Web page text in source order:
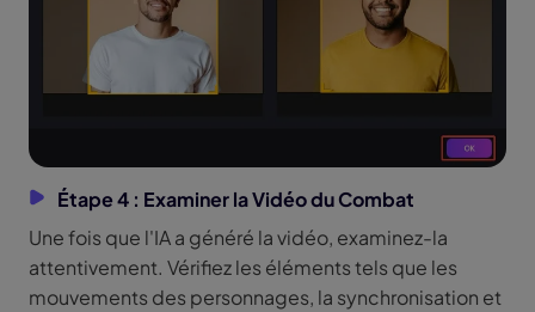
Étape 4 : Examiner la Vidéo du Combat
Une fois que l'IA a généré la vidéo, examinez-la
attentivement. Vérifiez les éléments tels que les
mouvements des personnages, la synchronisation et